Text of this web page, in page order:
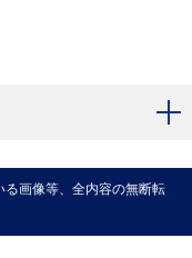
画像等、全内容の無断転